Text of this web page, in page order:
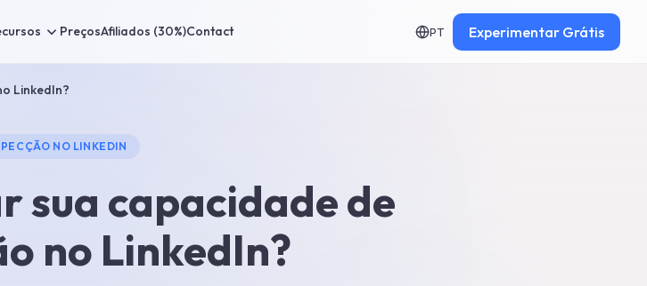
PreçosAfiliados (30%)Contact PT Experimentar Grátis
LinkedIn?
NO LINKEDIN
sua capacidade de
no LinkedIn?